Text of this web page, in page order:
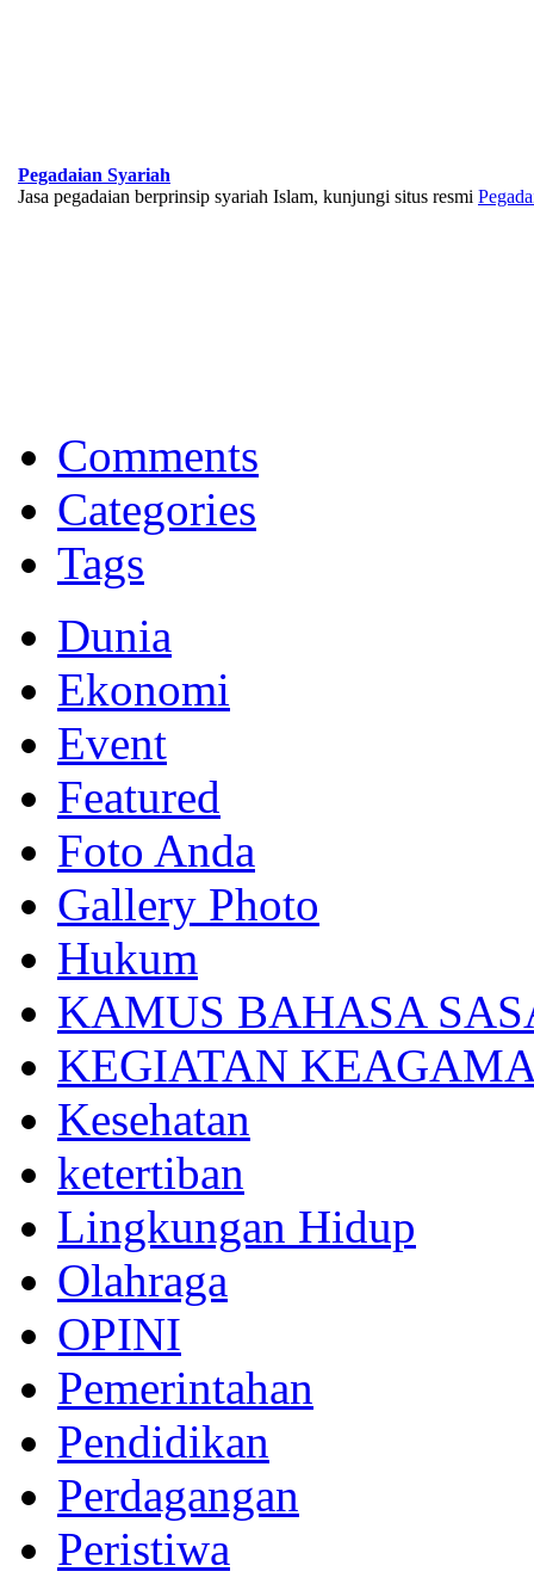
Pegadaian Syariah
Jasa pegadaian berprinsip syariah Islam, kunjungi situs resmi
Memberikan yang terbaik sesuai kaidah Islam, kunjungi situs resmi
Comments
Categories
Tags
Dunia
Ekonomi
Event
Featured
Foto Anda
Gallery Photo
Hukum
KAMUS BAHASA
KEGIATAN
Kesehatan
ketertiban
Lingkungan Hidup
Olahraga
OPINI
Pemerintahan
Pendidikan
Perdagangan
Peristiwa